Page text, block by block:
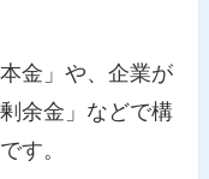
金」や、企業が
余金」などで構
す。